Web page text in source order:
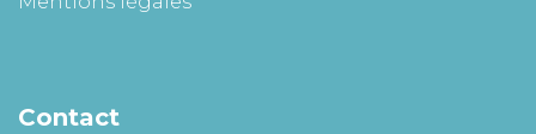
Contact